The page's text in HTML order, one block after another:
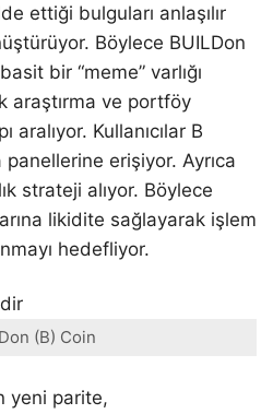
ettiği bulguları anlaşılır
Böylece BUILDon
bir “meme” varlığı
araştırma ve portföy
aralıyor. Kullanıcılar B
erişiyor. Ayrıca
strateji alıyor. Böylece
likidite sağlayarak işlem
hedefliyor.
(B) Coin
yeni parite,